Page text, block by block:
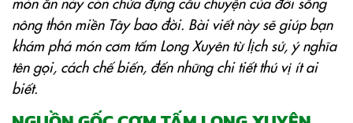
nông thôn miền Tây bao đời. Bài viết này sẽ giúp bạn
khám phá món cơm tấm Long Xuyên từ lịch sử, ý nghĩa
tên gọi, cách chế biến, đến những chi tiết thú vị ít ai
biết.